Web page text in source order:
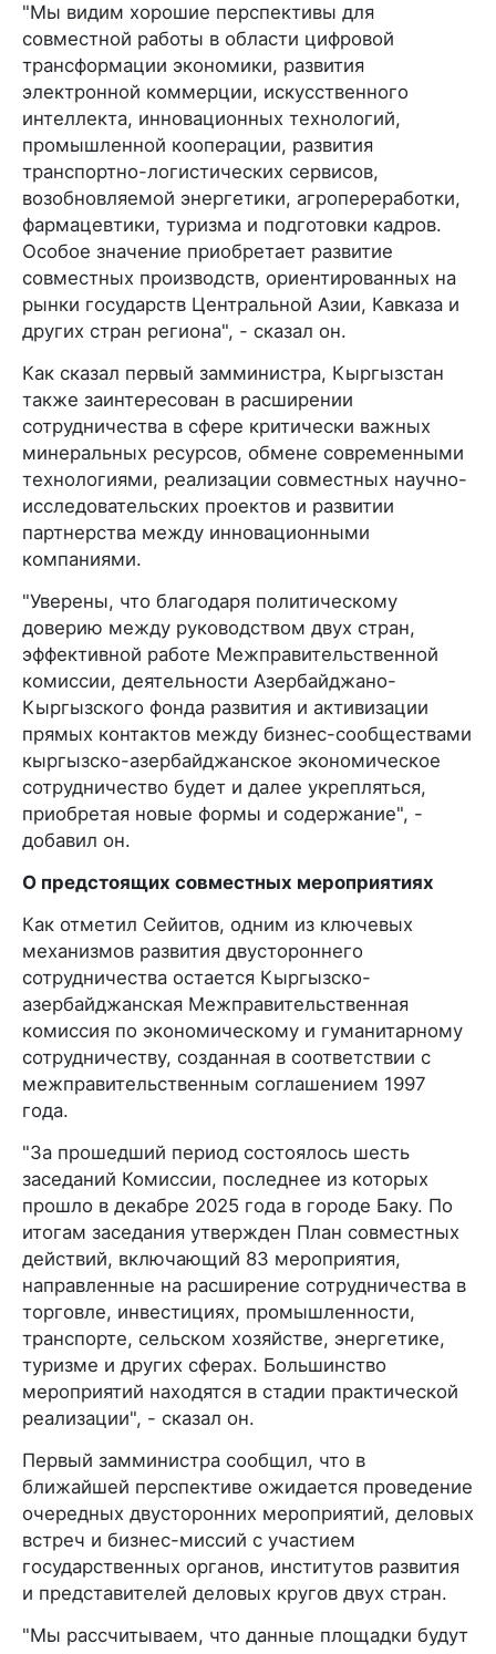
"Мы видим хорошие перспективы для
совместной работы в области цифровой
трансформации экономики, развития
электронной коммерции, искусственного
интеллекта, инновационных технологий,
промышленной кооперации, развития
транспортно-логистических сервисов,
возобновляемой энергетики, агропереработки,
фармацевтики, туризма и подготовки кадров.
Особое значение приобретает развитие
совместных производств, ориентированных на
рынки государств Центральной Азии, Кавказа и
других стран региона", - сказал он.
Как сказал первый замминистра, Кыргызстан
также заинтересован в расширении
сотрудничества в сфере критически важных
минеральных ресурсов, обмене современными
технологиями, реализации совместных научно-
исследовательских проектов и развитии
партнерства между инновационными
компаниями.
"Уверены, что благодаря политическому
доверию между руководством двух стран,
эффективной работе Межправительственной
комиссии, деятельности Азербайджано-
Кыргызского фонда развития и активизации
прямых контактов между бизнес-сообществами
кыргызско-азербайджанское экономическое
сотрудничество будет и далее укрепляться,
приобретая новые формы и содержание", -
добавил он.
О предстоящих совместных мероприятиях
Как отметил Сейитов, одним из ключевых
механизмов развития двустороннего
сотрудничества остается Кыргызско-
азербайджанская Межправительственная
комиссия по экономическому и гуманитарному
сотрудничеству, созданная в соответствии с
межправительственным соглашением 1997
года.
"За прошедший период состоялось шесть
заседаний Комиссии, последнее из которых
прошло в декабре 2025 года в городе Баку. По
итогам заседания утвержден План совместных
действий, включающий 83 мероприятия,
направленные на расширение сотрудничества в
торговле, инвестициях, промышленности,
транспорте, сельском хозяйстве, энергетике,
туризме и других сферах. Большинство
мероприятий находятся в стадии практической
реализации", - сказал он.
Первый замминистра сообщил, что в
ближайшей перспективе ожидается проведение
очередных двусторонних мероприятий, деловых
встреч и бизнес-миссий с участием
государственных органов, институтов развития
и представителей деловых кругов двух стран.
"Мы рассчитываем, что данные площадки будут